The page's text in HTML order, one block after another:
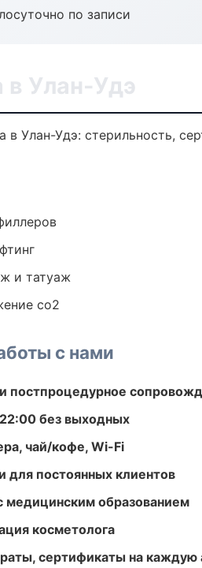
по записи
Улан-Удэ
в Улан-Удэ: стерильность,
и татуаж
co2
с нами
и постпроцедурное
без выходных
чай/кофе, Wi-Fi
для постоянных клиентов
медицинским образованием
косметолога
сертификаты на каждую